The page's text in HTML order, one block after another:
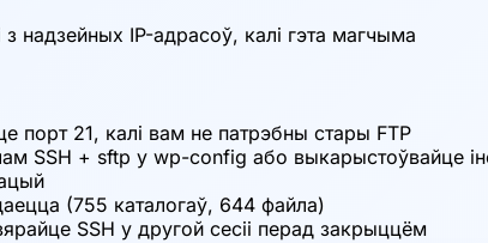
надзейных IP-адрасоў, калі гэта магчыма
порт 21, калі вам не патрэбны стары FTP
SSH + sftp у wp-config або выкарыстоўвайце
(755 каталогаў, 644 файла)
SSH у другой сесіі перад закрыццём